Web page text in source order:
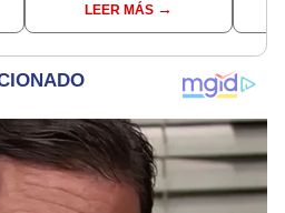
comunesLEER MÁS